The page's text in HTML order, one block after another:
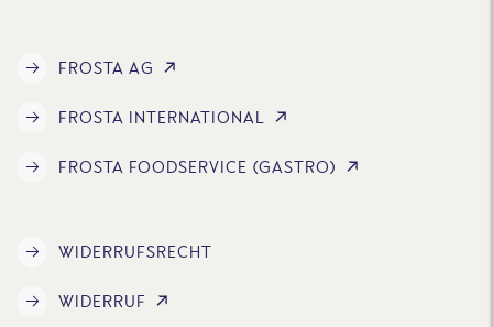
FROSTA AG
FROSTA INTERNATIONAL
FROSTA FOODSERVICE (GASTRO)
WIDERRUFSRECHT
WIDERRUF